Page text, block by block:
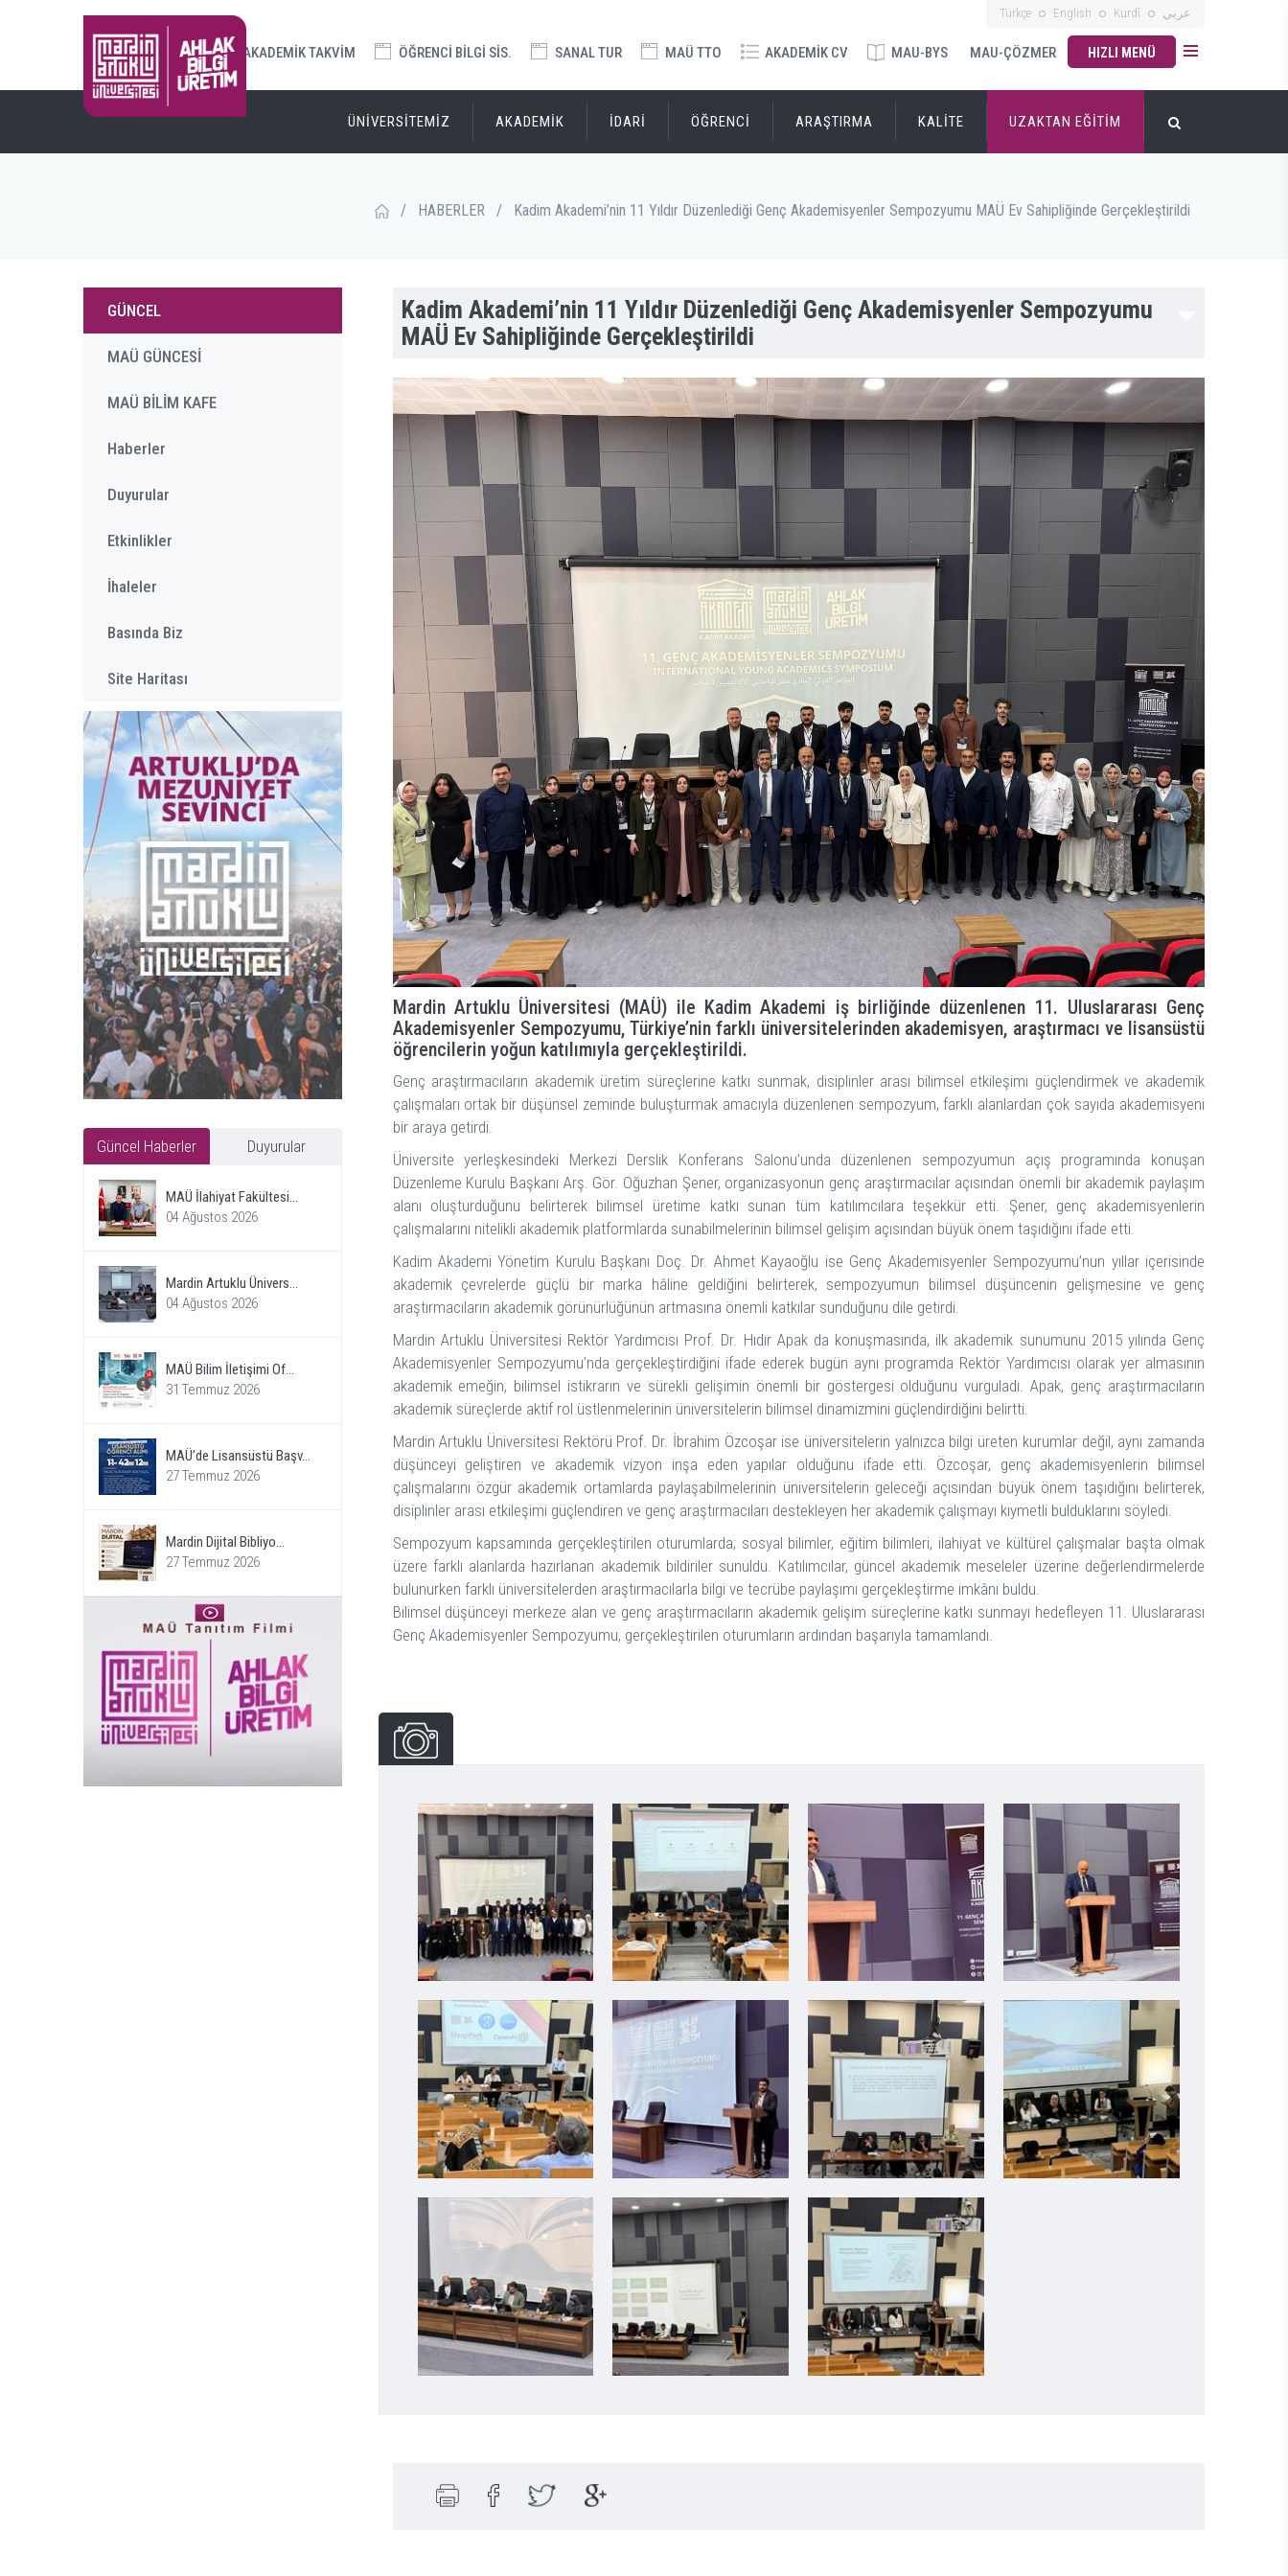
Türkçe English Kurdî عربي
AKADEMİK TAKVİM ÖĞRENCİ BİLGİ SİS. SANAL TUR MAÜ TTO AKADEMİK CV MAU-BYS MAU-ÇÖZMER HIZLI MENÜ
ÜNİVERSİTEMİZ AKADEMİK İDARİ ÖĞRENCİ ARAŞTIRMA KALİTE UZAKTAN EĞİTİM
/ HABERLER / Kadim Akademi’nin 11 Yıldır Düzenlediği Genç Akademisyenler Sempozyumu MAÜ Ev Sahipliğinde Gerçekleştirildi
Kadim Akademi’nin 11 Yıldır Düzenlediği Genç Akademisyenler Sempozyumu
MAÜ Ev Sahipliğinde Gerçekleştirildi
Mardin Artuklu Üniversitesi (MAÜ) ile Kadim Akademi iş birliğinde düzenlenen 11. Uluslararası Genç
Akademisyenler Sempozyumu, Türkiye’nin farklı üniversitelerinden akademisyen, araştırmacı ve lisansüstü
öğrencilerin yoğun katılımıyla gerçekleştirildi.
Genç araştırmacıların akademik üretim süreçlerine katkı sunmak, disiplinler arası bilimsel etkileşimi güçlendirmek ve akademik
çalışmaları ortak bir düşünsel zeminde buluşturmak amacıyla düzenlenen sempozyum, farklı alanlardan çok sayıda akademisyeni
bir araya getirdi.
Üniversite yerleşkesindeki Merkezi Derslik Konferans Salonu’unda düzenlenen sempozyumun açış programında konuşan
Düzenleme Kurulu Başkanı Arş. Gör. Oğuzhan Şener, organizasyonun genç araştırmacılar açısından önemli bir akademik paylaşım
alanı oluşturduğunu belirterek bilimsel üretime katkı sunan tüm katılımcılara teşekkür etti. Şener, genç akademisyenlerin
çalışmalarını nitelikli akademik platformlarda sunabilmelerinin bilimsel gelişim açısından büyük önem taşıdığını ifade etti.
Kadim Akademi Yönetim Kurulu Başkanı Doç. Dr. Ahmet Kayaoğlu ise Genç Akademisyenler Sempozyumu’nun yıllar içerisinde
akademik çevrelerde güçlü bir marka hâline geldiğini belirterek, sempozyumun bilimsel düşüncenin gelişmesine ve genç
araştırmacıların akademik görünürlüğünün artmasına önemli katkılar sunduğunu dile getirdi.
Mardin Artuklu Üniversitesi Rektör Yardımcısı Prof. Dr. Hıdır Apak da konuşmasında, ilk akademik sunumunu 2015 yılında Genç
Akademisyenler Sempozyumu’nda gerçekleştirdiğini ifade ederek bugün aynı programda Rektör Yardımcısı olarak yer almasının
akademik emeğin, bilimsel istikrarın ve sürekli gelişimin önemli bir göstergesi olduğunu vurguladı. Apak, genç araştırmacıların
akademik süreçlerde aktif rol üstlenmelerinin üniversitelerin bilimsel dinamizmini güçlendirdiğini belirtti.
Mardin Artuklu Üniversitesi Rektörü Prof. Dr. İbrahim Özcoşar ise üniversitelerin yalnızca bilgi üreten kurumlar değil, aynı zamanda
düşünceyi geliştiren ve akademik vizyon inşa eden yapılar olduğunu ifade etti. Özcoşar, genç akademisyenlerin bilimsel
çalışmalarını özgür akademik ortamlarda paylaşabilmelerinin üniversitelerin geleceği açısından büyük önem taşıdığını belirterek,
disiplinler arası etkileşimi güçlendiren ve genç araştırmacıları destekleyen her akademik çalışmayı kıymetli bulduklarını söyledi.
Sempozyum kapsamında gerçekleştirilen oturumlarda; sosyal bilimler, eğitim bilimleri, ilahiyat ve kültürel çalışmalar başta olmak
üzere farklı alanlarda hazırlanan akademik bildiriler sunuldu. Katılımcılar, güncel akademik meseleler üzerine değerlendirmelerde
bulunurken farklı üniversitelerden araştırmacılarla bilgi ve tecrübe paylaşımı gerçekleştirme imkânı buldu.
Bilimsel düşünceyi merkeze alan ve genç araştırmacıların akademik gelişim süreçlerine katkı sunmayı hedefleyen 11. Uluslararası
Genç Akademisyenler Sempozyumu, gerçekleştirilen oturumların ardından başarıyla tamamlandı.
GÜNCEL
MAÜ GÜNCESİ
MAÜ BİLİM KAFE
Haberler
Duyurular
Etkinlikler
İhaleler
Basında Biz
Site Haritası
Güncel Haberler Duyurular
MAÜ İlahiyat Fakültesi...
04 Ağustos 2026
Mardin Artuklu Ünivers...
04 Ağustos 2026
MAÜ Bilim İletişimi Of...
31 Temmuz 2026
MAÜ’de Lisansüstü Başv...
27 Temmuz 2026
Mardin Dijital Bibliyo...
27 Temmuz 2026